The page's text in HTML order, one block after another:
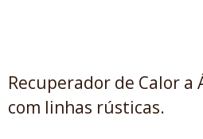
Recuperador de Calor
com linhas rústicas.